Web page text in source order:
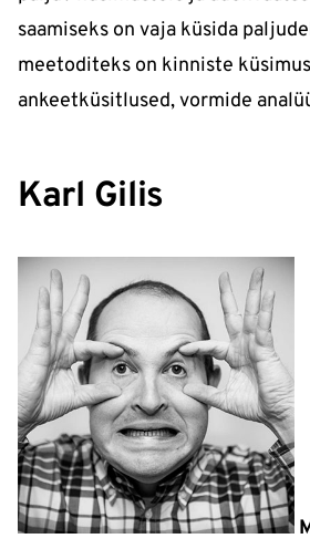
saamiseks on vaja küsida
meetoditeks on kinniste
ankeetküsitlused, vormide
Karl Gilis